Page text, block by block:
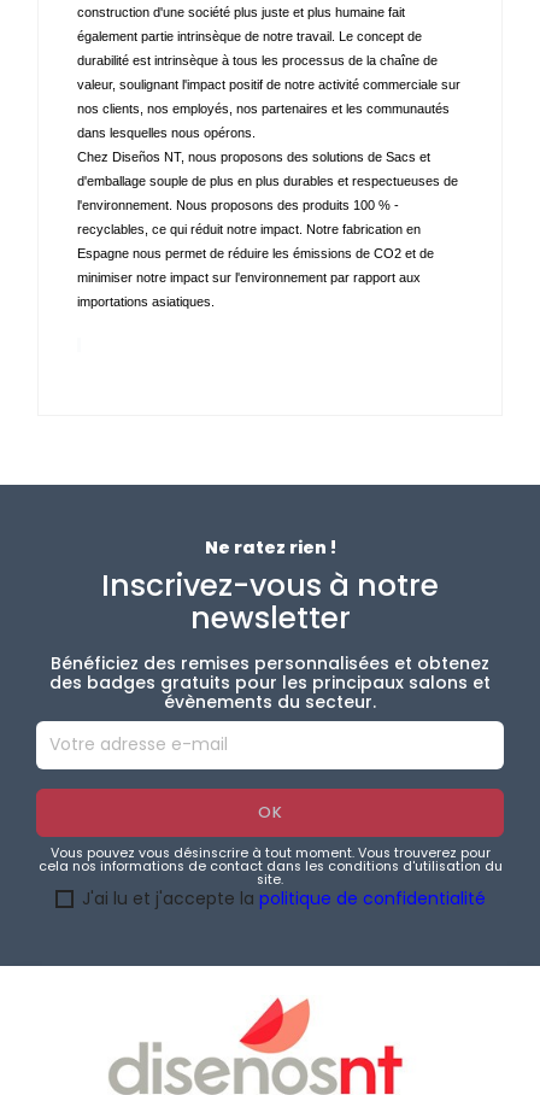
construction d'une société plus juste et plus humaine fait
également partie intrinsèque de notre travail. Le concept de
durabilité est intrinsèque à tous les processus de la chaîne de
valeur, soulignant l'impact positif de notre activité commerciale sur
nos clients, nos employés, nos partenaires et les communautés
dans lesquelles nous opérons.
Chez Diseños NT, nous proposons des solutions de Sacs et
d'emballage souple de plus en plus durables et respectueuses de
l'environnement. Nous proposons des produits 100 % -
recyclables, ce qui réduit notre impact. Notre fabrication en
Espagne nous permet de réduire les émissions de CO2 et de
minimiser notre impact sur l'environnement par rapport aux
importations asiatiques.
Ne ratez rien !
Inscrivez-vous à notre
newsletter
Bénéficiez des remises personnalisées et obtenez
des badges gratuits pour les principaux salons et
évènements du secteur.
Vous pouvez vous désinscrire à tout moment. Vous trouverez pour
cela nos informations de contact dans les conditions d'utilisation du
site.
J'ai lu et j'accepte la politique de confidentialité